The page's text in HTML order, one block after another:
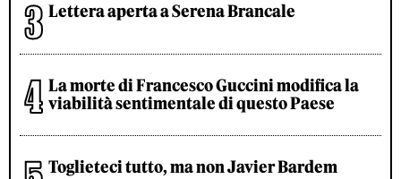
Lettera aperta a Serena Brancale
La morte di Francesco Guccini modifica la
viabilità sentimentale di questo Paese
Toglieteci tutto, ma non Javier Bardem